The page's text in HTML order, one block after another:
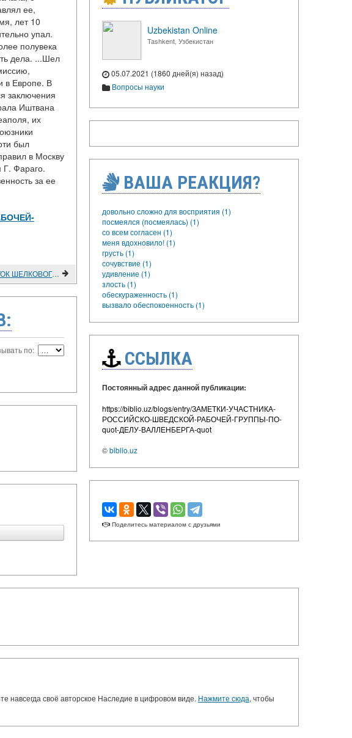
ее,
лет 10
упал.
полувека
дела. ...Шел
в Европе. В
заключения
Иштвана
их
был
в Москву
Г. Фараго.
за ее
ВЕТЕРИНАРНЫЙ ПЕРЕКРЕСТОК ШЕЛКОВОГО ПУТИ
по:
Uzbekistan Online
Tashkent, Узбекистан
05.07.2021 (1860 дней(я) назад)
Вопросы науки
ВАША РЕАКЦИЯ?
довольно сложно для восприятия (1)
посмеялся (посмеялась) (1)
со всем согласен (1)
меня вдохновило! (1)
грусть (1)
сочувствие (1)
удивление (1)
злость (1)
обескураженность (1)
вызвало обеспокоенность (1)
ССЫЛКА
Постоянный адрес данной публикации:
https://biblio.uz/blogs/entry/ЗАМЕТКИ-УЧАСТНИКА-
РОССИЙСКО-ШВЕДСКОЙ-РАБОЧЕЙ-ГРУППЫ-ПО-
quot-ДЕЛУ-ВАЛЛЕНБЕРГА-quot
©biblio.uz
Поделитесь материалом с друзьями
навсегда своё авторское Наследие в цифровом виде. Нажмите сюда, чтобы